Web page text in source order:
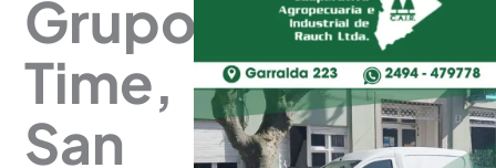
Grupo
Time,
San